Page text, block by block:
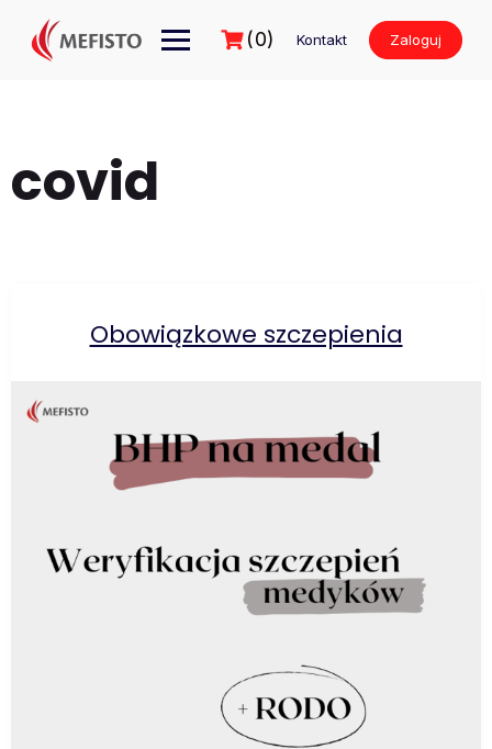
treści
(0) Kontakt Zaloguj
covid
Obowiązkowe szczepienia